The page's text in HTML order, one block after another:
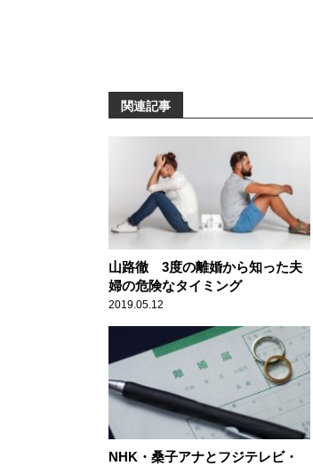
関連記事
山路徹 3度の離婚から知った夫
婦の危険なタイミング
2019.05.12
NHK・桑子アナとフジテレビ・